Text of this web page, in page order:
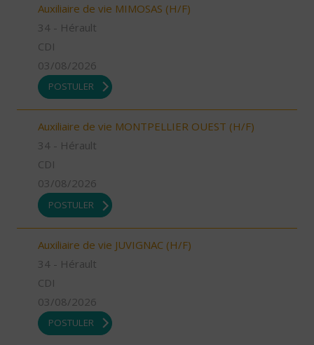
Auxiliaire de vie MIMOSAS (H/F)
34 - Hérault
CDI
03/08/2026
POSTULER
Auxiliaire de vie MONTPELLIER OUEST (H/F)
34 - Hérault
CDI
03/08/2026
POSTULER
Auxiliaire de vie JUVIGNAC (H/F)
34 - Hérault
CDI
03/08/2026
POSTULER